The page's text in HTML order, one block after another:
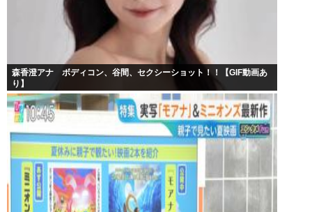
森香澄アナ ボディコン、谷間、セクシーショット！！【GIF動画あ
り】